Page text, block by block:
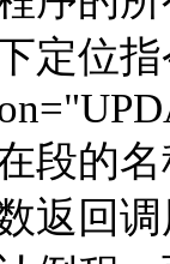
定位
段的
回调